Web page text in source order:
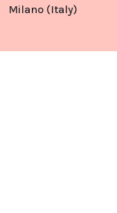
Milano (Italy)